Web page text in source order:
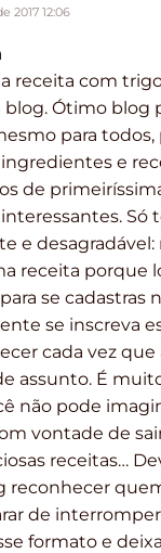
2017 12:06
receita com
Ótimo blog
para todos,
e
de
Só
e desagradável:
receita porque
se cadastras
se inscreva
cada vez
assunto. É
não pode
vontade de
receitas…
reconhecer
de
formato e